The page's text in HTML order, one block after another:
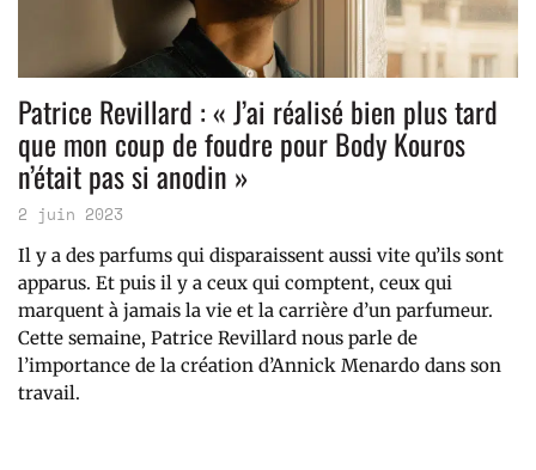
Patrice Revillard : « J’ai réalisé bien plus tard
que mon coup de foudre pour Body Kouros
n’était pas si anodin »
2 juin 2023
Il y a des parfums qui disparaissent aussi vite qu’ils sont
apparus. Et puis il y a ceux qui comptent, ceux qui
marquent à jamais la vie et la carrière d’un parfumeur.
Cette semaine, Patrice Revillard nous parle de
l’importance de la création d’Annick Menardo dans son
travail.